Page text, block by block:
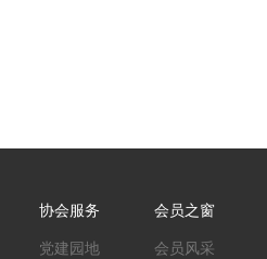
协会服务
党建园地
会员之窗
会员风采